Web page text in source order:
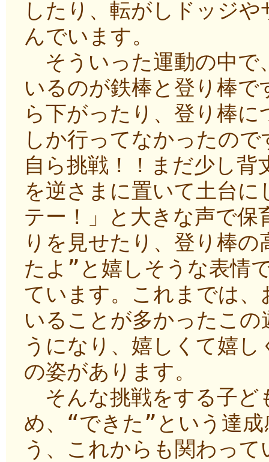
したり、転がしドッジ
んでいます。
そういった運動の中で
いるのが鉄棒と登り棒
ら下がったり、登り棒
しか行ってなかったの
自ら挑戦！！まだ少し
を逆さまに置いて土台
テー！」と大きな声で保
りを見せたり、登り棒
たよ”と嬉しそうな表情
ています。これまでは
いることが多かったこ
うになり、嬉しくて嬉
の姿があります。
そんな挑戦をする子ど
め、“できた”という達
う、これからも関わっ